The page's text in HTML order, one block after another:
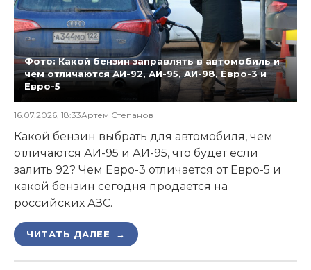
Фото: Какой бензин заправлять в автомобиль и
чем отличаются АИ-92, АИ-95, АИ-98, Евро-3 и
Евро-5
16.07.2026, 18:33Артем Степанов
Какой бензин выбрать для автомобиля, чем
отличаются АИ-95 и АИ-95, что будет если
залить 92? Чем Евро-3 отличается от Евро-5 и
какой бензин сегодня продается на
российских АЗС.
ЧИТАТЬ ДАЛЕЕ →